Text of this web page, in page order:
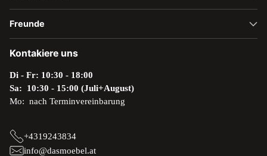
Freunde
Kontakiere uns
Di - Fr: 10:30 - 18:00
Sa: 10:30 - 15:00 (Juli+August)
Mo: nach Terminvereinbarung
+4319243834
info@dasmoebel.at